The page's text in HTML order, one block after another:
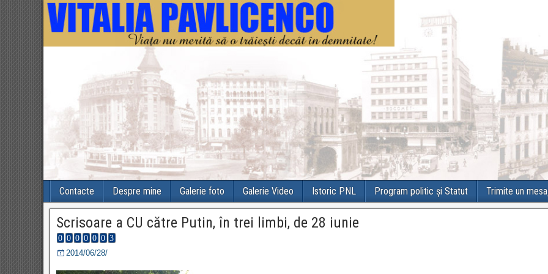
Contacte Despre mine Galerie foto Galerie Video Istoric PNL Program politic și Statut Trimite un
Scrisoare a CU către Putin, în trei limbi, de 28 iunie
2014/06/28/